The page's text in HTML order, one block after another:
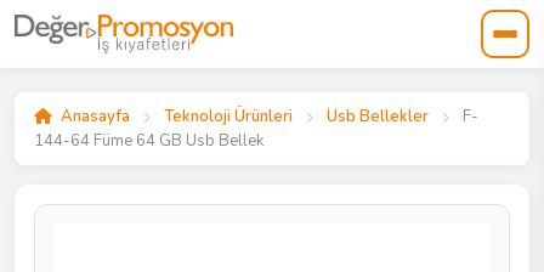
Anasayfa Teknoloji Ürünleri Usb Bellekler
F-
144-64 Füme 64 GB Usb Bellek